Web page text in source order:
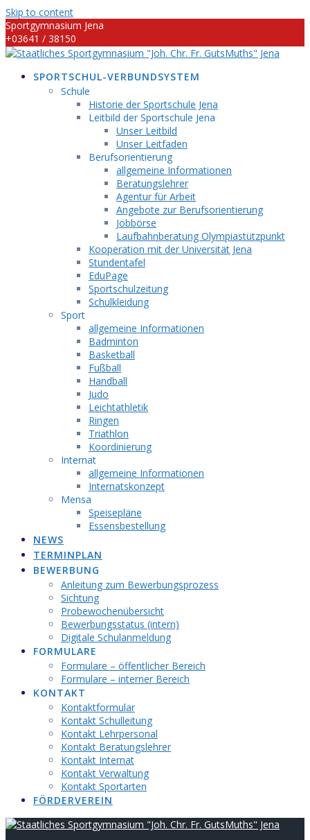
Skip to content
Sportgymnasium Jena
+03641 / 38150
info@sportgymnasium-jena.info
SPORTSCHUL-VERBUNDSYSTEM
Schule
Historie der Sportschule Jena
Leitbild der Sportschule Jena
Unser Leitbild
Unser Leitfaden
Berufsorientierung
allgemeine Informationen
Beratungslehrer
Agentur für Arbeit
Angebote zur Berufsorientierung
Jobbörse
Laufbahnberatung Olympiastützpunkt
Kooperation mit der Universität Jena
Stundentafel
EduPage
Sportschulzeitung
Schulkleidung
Sport
allgemeine Informationen
Badminton
Basketball
Fußball
Handball
Judo
Leichtathletik
Ringen
Triathlon
Koordinierung
Internat
allgemeine Informationen
Internatskonzept
Mensa
Speisepläne
Essensbestellung
NEWS
TERMINPLAN
BEWERBUNG
Anleitung zum Bewerbungsprozess
Sichtung
Probewochenübersicht
Bewerbungsstatus (intern)
Digitale Schulanmeldung
FORMULARE
Formulare – öffentlicher Bereich
Formulare – interner Bereich
KONTAKT
Kontaktformular
Kontakt Schulleitung
Kontakt Lehrpersonal
Kontakt Beratungslehrer
Kontakt Internat
Kontakt Verwaltung
Kontakt Sportarten
FÖRDERVEREIN